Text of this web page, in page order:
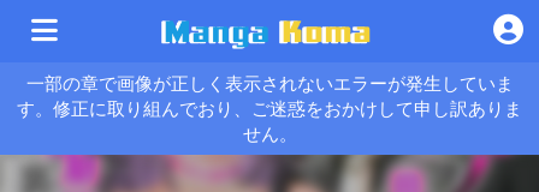
一部の章で画像が正しく表示されないエラーが発生していま
す。修正に取り組んでおり、ご迷惑をおかけして申し訳ありま
せん。